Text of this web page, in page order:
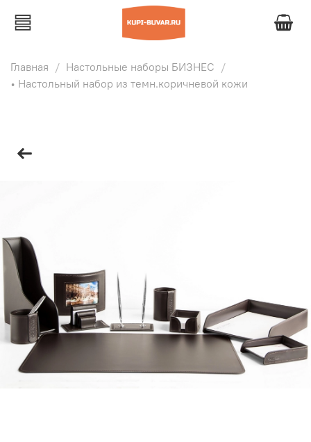
Главная
Настольные наборы БИЗНЕС
• Настольный набор из темн.коричневой кожи